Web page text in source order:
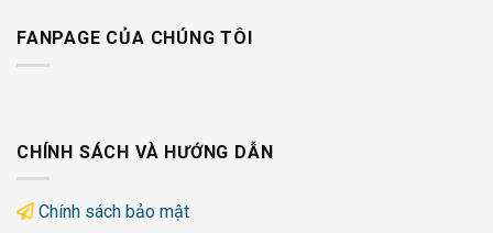
FANPAGE CỦA CHÚNG TÔI
CHÍNH SÁCH VÀ HƯỚNG DẪN
Chính sách bảo mật